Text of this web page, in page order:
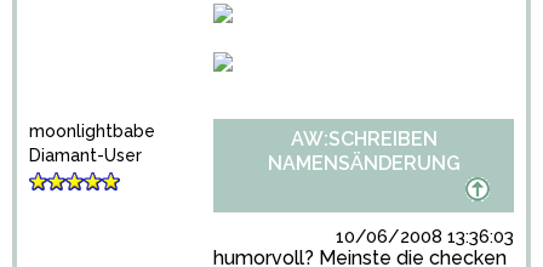
moonlightbabe
Diamant-User
AW:SCHREIBEN
NAMENSÄNDERUNG
10/06/2008 13:36:03
humorvoll? Meinste die checken